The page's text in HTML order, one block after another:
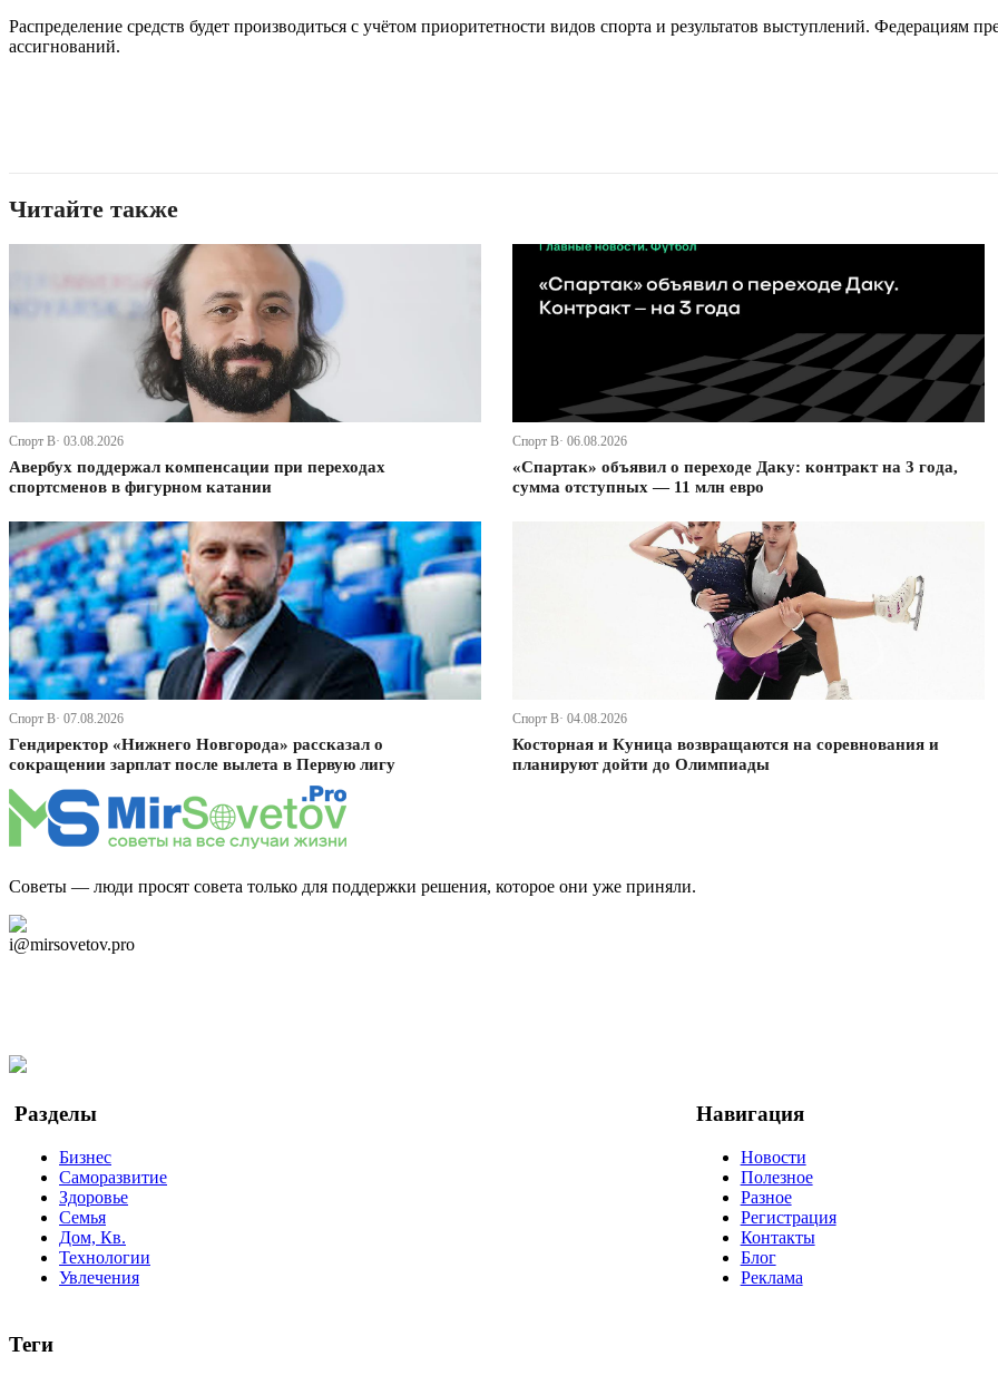
Распределение средств будет производиться с учётом приоритетности видов спорта и результатов выступлений. Федерациям
ассигнований.
Читайте также
Спорт В· 03.08.2026
Авербух поддержал компенсации при переходах
спортсменов в фигурном катании
Спорт В· 06.08.2026
«Спартак» объявил о переходе Даку: контракт на 3 года,
сумма отступных — 11 млн евро
Спорт В· 07.08.2026
Гендиректор «Нижнего Новгорода» рассказал о
сокращении зарплат после вылета в Первую лигу
Спорт В· 04.08.2026
Косторная и Куница возвращаются на соревнования и
планируют дойти до Олимпиады
Советы — люди просят совета только для поддержки решения, которое они уже приняли.
i@mirsovetov.pro
Разделы
Бизнес
Саморазвитие
Здоровье
Семья
Дом, Кв.
Технологии
Увлечения
Навигация
Новости
Полезное
Разное
Регистрация
Контакты
Блог
Реклама
Теги